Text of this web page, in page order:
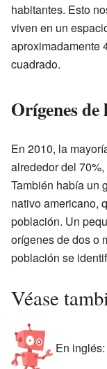
habitantes. Esto
viven en un
aproximadamente
cuadrado.
Orígenes
En 2010, la
alrededor del
También había un
nativo americano,
población. Un
orígenes de dos o
población se
Véase
En inglés: